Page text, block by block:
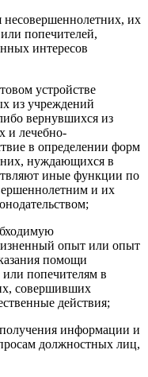
несовершеннолетних, их
попечителей,
интересов
устройстве
из учреждений
вернувшихся из
и лечебно-
в определении форм
нуждающихся в
иные функции по
и их
опыт или опыт
помощи
попечителям в
совершивших
действия;
информации и
должностных лиц,